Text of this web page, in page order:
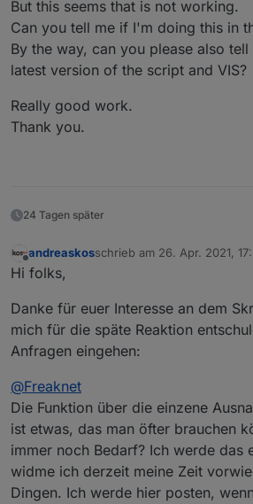
But this seems that is not working.
Can you tell me if I'm doing this in
By the way, can you please also
latest version of the script and VIS?
Really good work.
Thank you.
24 Tagen später
Offline
andreaskosschrieb am 26. Apr. 2021,
zuletzt editiert von
Hi folks,
Danke für euer Interesse an dem
mich für die späte Reaktion
Anfragen eingehen:
@Freaknet
Die Funktion über die einzene
ist etwas, das man öfter brauchen
immer noch Bedarf? Ich werde das
widme ich derzeit meine Zeit
Dingen. Ich werde hier posten,